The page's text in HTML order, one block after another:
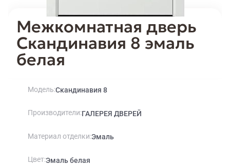
Межкомнатная дверь
Скандинавия 8 эмаль
белая
Модель Скандинавия 8
Производители ГАЛЕРЕЯ ДВЕРЕЙ
Материал отделки Эмаль
ЦветЭмаль белая